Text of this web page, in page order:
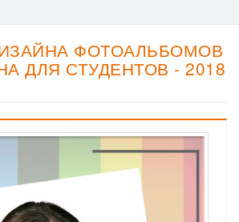
ФОТОАЛЬБОМОВ
ДЛЯ СТУДЕНТОВ - 2018